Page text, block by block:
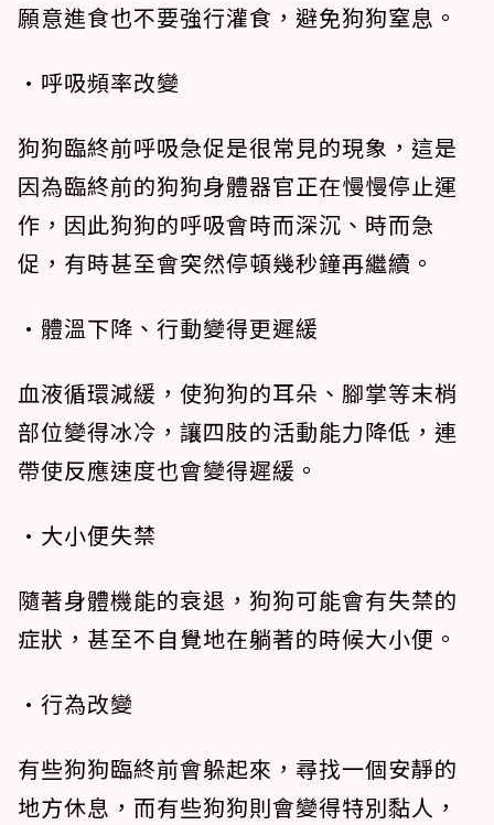
願意進食也不要強行灌食，避免狗狗窒息。
•呼吸頻率改變
狗狗臨終前呼吸急促是很常見的現象，這是
因為臨終前的狗狗身體器官正在慢慢停止運
作，因此狗狗的呼吸會時而深沉、時而急
促，有時甚至會突然停頓幾秒鐘再繼續。
•體溫下降、行動變得更遲緩
血液循環減緩，使狗狗的耳朵、腳掌等末梢
部位變得冰冷，讓四肢的活動能力降低，連
帶使反應速度也會變得遲緩。
•大小便失禁
隨著身體機能的衰退，狗狗可能會有失禁的
症狀，甚至不自覺地在躺著的時候大小便。
•行為改變
有些狗狗臨終前會躲起來，尋找一個安靜的
地方休息，而有些狗狗則會變得特別黏人，